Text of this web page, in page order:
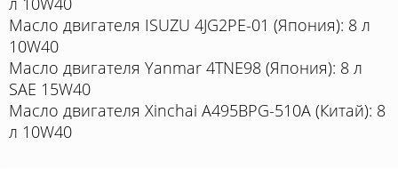
Масло двигателя ISUZU 4JG2PE-01 (Япония): 8 л
10W40
Масло двигателя Yanmar 4TNE98 (Япония): 8 л
SAE 15W40
Масло двигателя Xinchai A495BPG-510A (Китай): 8
л 10W40